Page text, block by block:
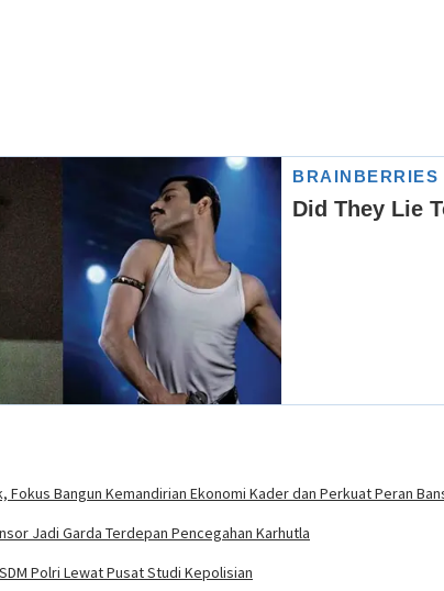
Fokus Bangun Kemandirian Ekonomi Kader dan Perkuat Peran
Jadi Garda Terdepan Pencegahan Karhutla
Polri Lewat Pusat Studi Kepolisian